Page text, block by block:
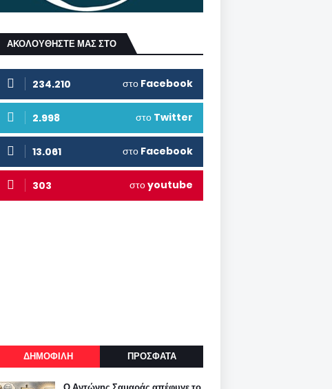
ΑΚΟΛΟΥΘΗΣΤΕ ΜΑΣ ΣΤΟ
234.210 στο Facebook
2.998 στο Twitter
13.061 στο Facebook
303 στοyoutube
ΔΗΜΟΦΙΛΗ ΠΡΟΣΦΑΤΑ